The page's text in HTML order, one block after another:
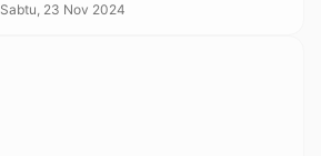
Sabtu, 23 Nov 2024